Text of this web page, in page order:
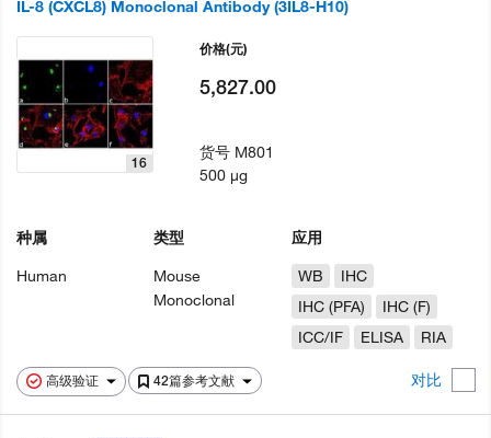
IL-8 (CXCL8) Monoclonal Antibody (3IL8-H10)
高级验证 42篇参考文献 对比
16
种属
Human
类型
Mouse
Monoclonal
应用
WB
IHC
IHC (PFA)
IHC (F)
ICC/IF
ELISA RIA
价格(元)
5,827.00
货号 M801
500 µg